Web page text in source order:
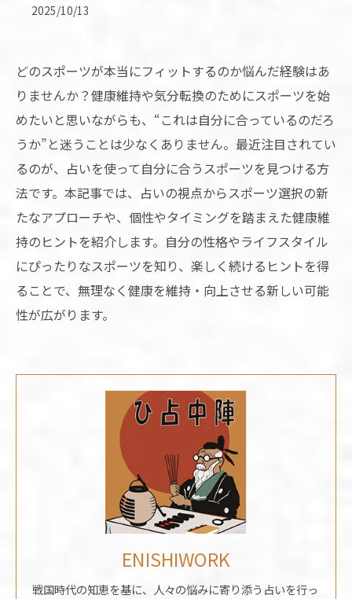
2025/10/13
どのスポーツが本当にフィットするのか悩んだ経験はあ
りませんか？健康維持や気分転換のためにスポーツを始
めたいと思いながらも、“これは自分に合っているのだろ
うか”と迷うことは少なくありません。最近注目されてい
るのが、占いを使って自分に合うスポーツを見つける方
法です。本記事では、占いの視点からスポーツ選択の新
たなアプローチや、個性やタイミングを踏まえた健康維
持のヒントを紹介します。自分の性格やライフスタイル
にぴったりなスポーツを知り、楽しく続けるヒントを得
ることで、無理なく健康を維持・向上させる新しい可能
性が広がります。
ENISHIWORK
戦国時代の知恵を基に、人々の悩みに寄り添う占いを行っ